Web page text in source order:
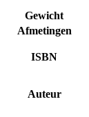
Gewicht
Afmetingen
ISBN
Auteur